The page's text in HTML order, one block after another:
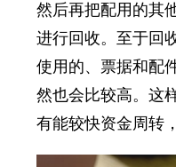
然后再把配用的其
进行回收。至于回
使用的、票据和配
然也会比较高。这
有能较快资金周转